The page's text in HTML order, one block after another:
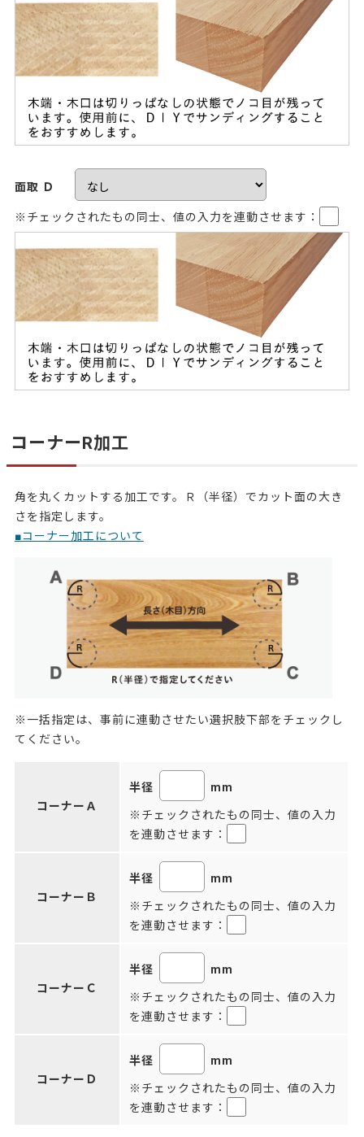
面取 Ｄ
※チェックされたもの同士、値の入力を連動させます：
コーナーR加工
角を丸くカットする加工です。Ｒ（半径）でカット面の大き
さを指定します。
■コーナー加工について
※一括指定は、事前に連動させたい選択肢下部をチェックし
てください。
コーナーＡ
半径 mm
※チェックされたもの同士、値の入力
を連動させます：
コーナーＢ
半径 mm
※チェックされたもの同士、値の入力
を連動させます：
コーナーＣ
半径 mm
※チェックされたもの同士、値の入力
を連動させます：
コーナーＤ
半径 mm
※チェックされたもの同士、値の入力
を連動させます：